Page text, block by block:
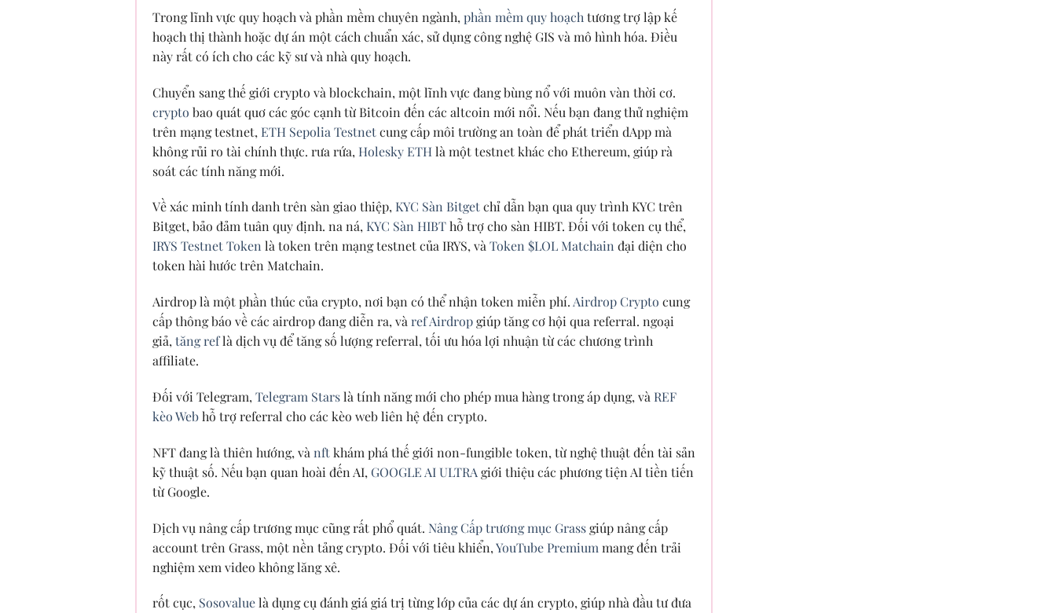
Trong lĩnh vực quy hoạch và phần mềm chuyên ngành, phần mềm quy hoạch tương trợ lập kế
hoạch thị thành hoặc dự án một cách chuẩn xác, sử dụng công nghệ GIS và mô hình hóa. Điều
này rất có ích cho các kỹ sư và nhà quy hoạch.
Chuyển sang thế giới crypto và blockchain, một lĩnh vực đang bùng nổ với muôn vàn thời cơ.
crypto bao quát quơ các góc cạnh từ Bitcoin đến các altcoin mới nổi. Nếu bạn đang thử nghiệm
trên mạng testnet, ETH Sepolia Testnetcung cấp môi trường an toàn để phát triển dApp mà
không rủi ro tài chính thực. rưa rứa, Holesky ETHlà một testnet khác cho Ethereum, giúp rà
soát các tính năng mới.
Về xác minh tính danh trên sàn giao thiệp, KYC Sàn Bitgetchỉ dẫn bạn qua quy trình KYC trên
Bitget, bảo đảm tuân quy định. na ná, KYC Sàn HIBThỗ trợ cho sàn HIBT. Đối với token cụ thể,
IRYS Testnet Token là token trên mạng testnet của IRYS, vàToken $LOL Matchain đại diện cho
token hài hước trên Matchain.
Airdrop là một phần thúc của crypto, nơi bạn có thể nhận token miễn phí. Airdrop Crypto cung
cấp thông báo về các airdrop đang diễn ra, và ref Airdropgiúp tăng cơ hội qua referral. ngoại
giả, tăng reflà dịch vụ để tăng số lượng referral, tối ưu hóa lợi nhuận từ các chương trình
affiliate.
Đối với Telegram, Telegram Starslà tính năng mới cho phép mua hàng trong áp dụng, và REF
kèo Webhỗ trợ referral cho các kèo web liên hệ đến crypto.
NFT đang là thiên hướng, và nftkhám phá thế giới non-fungible token, từ nghệ thuật đến tài sản
kỹ thuật số. Nếu bạn quan hoài đến AI, GOOGLE AI ULTRA giới thiệu các phương tiện AI tiền tiến
từ Google.
Dịch vụ nâng cấp trương mục cũng rất phổ quát. Nâng Cấp trương mục Grassgiúp nâng cấp
account trên Grass, một nền tảng crypto. Đối với tiêu khiển,YouTube Premium mang đến trải
nghiệm xem video không lăng xê.
rốt cục, Sosovaluelà dụng cụ đánh giá giá trị từng lớp của các dự án crypto, giúp nhà đầu tư đưa